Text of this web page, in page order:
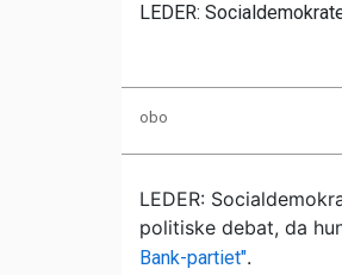
LEDER:
obo
LEDER:
politiske debat, da
Bank-partiet".